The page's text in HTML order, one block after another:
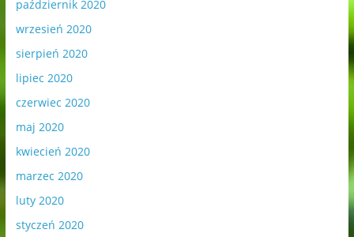
październik 2020
wrzesień 2020
sierpień 2020
lipiec 2020
czerwiec 2020
maj 2020
kwiecień 2020
marzec 2020
luty 2020
styczeń 2020